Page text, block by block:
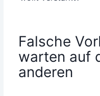
Falsche
warten auf
anderen